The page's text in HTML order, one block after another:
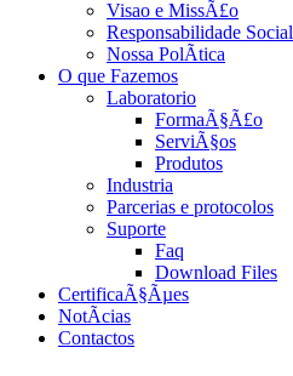
Visao e MissÃ£o
Responsabilidade Social
Nossa PolÃ­tica
O que Fazemos
Laboratorio
FormaÃ§Ã£o
ServiÃ§os
Produtos
Industria
Parcerias e protocolos
Suporte
Faq
Download Files
CertificaÃ§Ãµes
NotÃ­cias
Contactos